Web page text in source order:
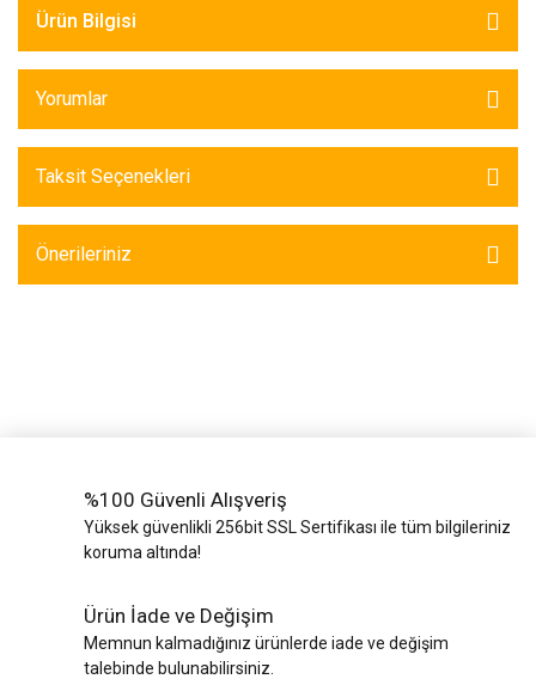
Ürün Bilgisi
Yorumlar
Taksit Seçenekleri
Önerileriniz
%100 Güvenli Alışveriş
Yüksek güvenlikli 256bit SSL Sertifikası ile tüm bilgileriniz
koruma altında!
Ürün İade ve Değişim
Memnun kalmadığınız ürünlerde iade ve değişim
talebinde bulunabilirsiniz.